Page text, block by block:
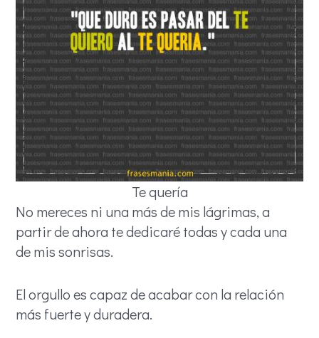
Te quería
No mereces ni una más de mis lágrimas, a
partir de ahora te dedicaré todas y cada una
de mis sonrisas.
El orgullo es capaz de acabar con la relación
más fuerte y duradera.